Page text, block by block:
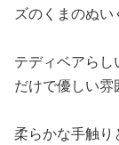
ズのくまのぬい
テディベアらし
だけで優しい雰
柔らかな手触